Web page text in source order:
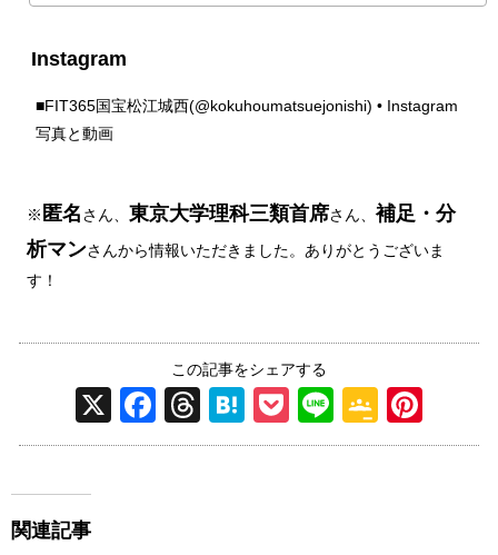
Instagram
■FIT365国宝松江城西(@kokuhoumatsuejonishi) • Instagram
写真と動画
※ 匿名さん、 東京大学理科三類首席さん、補足・分
析マンさんから情報いただきました。ありがとうございま
す！
この記事をシェアする
X
F
a
T
hr
H
at
P
o
Li
n
G
o nt
関連記事